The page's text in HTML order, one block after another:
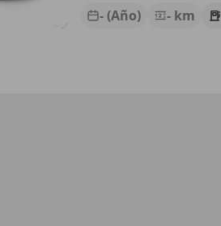
- (Año) - km